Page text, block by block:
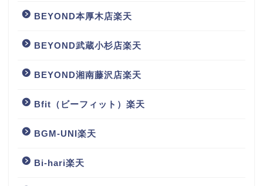
BEYOND本厚木店楽天
BEYOND武蔵小杉店楽天
BEYOND湘南藤沢店楽天
Bfit（ビーフィット）楽天
BGM‐UNI楽天
Bi-hari楽天